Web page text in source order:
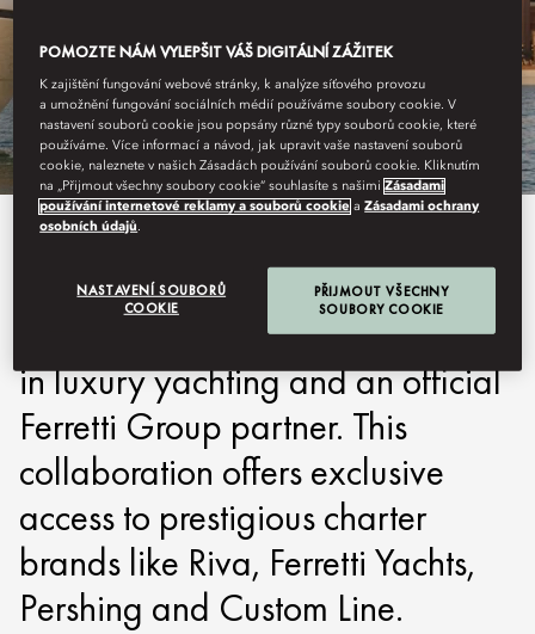
MANDARIN ORIENTAL
MARINA
Emirates Palace Mandarin
Oriental Marina has partnered
with Swiss Yachts, a global leader
in luxury yachting and an official
Ferretti Group partner. This
collaboration offers exclusive
access to prestigious charter
brands like Riva, Ferretti Yachts,
Pershing and Custom Line.
POMOZTE NÁM VYLEPŠIT VÁŠ DIGITÁLNÍ ZÁŽITEK
K zajištění fungování webové stránky, k analýze síťového provozu
a umožnění fungování sociálních médií používáme soubory cookie. V
nastavení souborů cookie jsou popsány různé typy souborů cookie, které
používáme. Více informací a návod, jak upravit vaše nastavení souborů
cookie, naleznete v našich Zásadách používání souborů cookie. Kliknutím
na „Přijmout všechny soubory cookie“ souhlasíte s našimiZásadami
používání internetové reklamy a souborů cookie aZásadami ochrany
osobních údajů.
NASTAVENÍ SOUBORŮ
COOKIE
PŘIJMOUT VŠECHNY
SOUBORY COOKIE